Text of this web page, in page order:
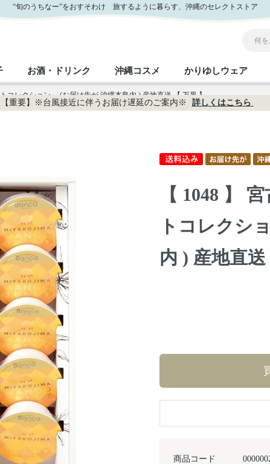
｜おきなわセレクト サンエー公式通販
“旬のうちなー”をおすそわけ 旅するように暮らす、沖縄のセレクトストア
お肉
沖縄料理
レトルト食品 乾物／粉類
塩
しょうゆ みそ
ちんすこう
おつまみ
お酒・ドリンク
ビール・チューハイ
ドリンク 茶葉
沖縄コスメ
ヘアケア
限定品
かりゆしウェア
伝統工芸品
【重要】※台風接近に伴うお届け遅延のご案内※ 詳しくはこちら
コレクション (お届け先が 沖縄本島内 ) 産地直送 【 万果 】
【 1048 】
トコレクシ
内 ) 産地直送
商品コード